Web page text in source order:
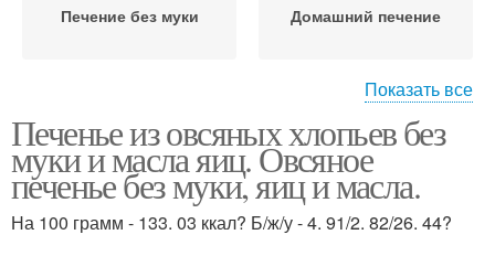
Печение без муки Домашний печение
печение
Овсяные печения
Показать все
Печенье из овсяных хлопьев без
муки и масла яиц. Овсяное
печенье без муки, яиц и масла.
На 100 грамм - 133. 03 ккал? Б/ж/у - 4. 91/2. 82/26. 44?